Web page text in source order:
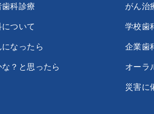
科診療
ついて
なったら
？と思ったら
がん治
学校歯
企業歯
オーラ
災害に